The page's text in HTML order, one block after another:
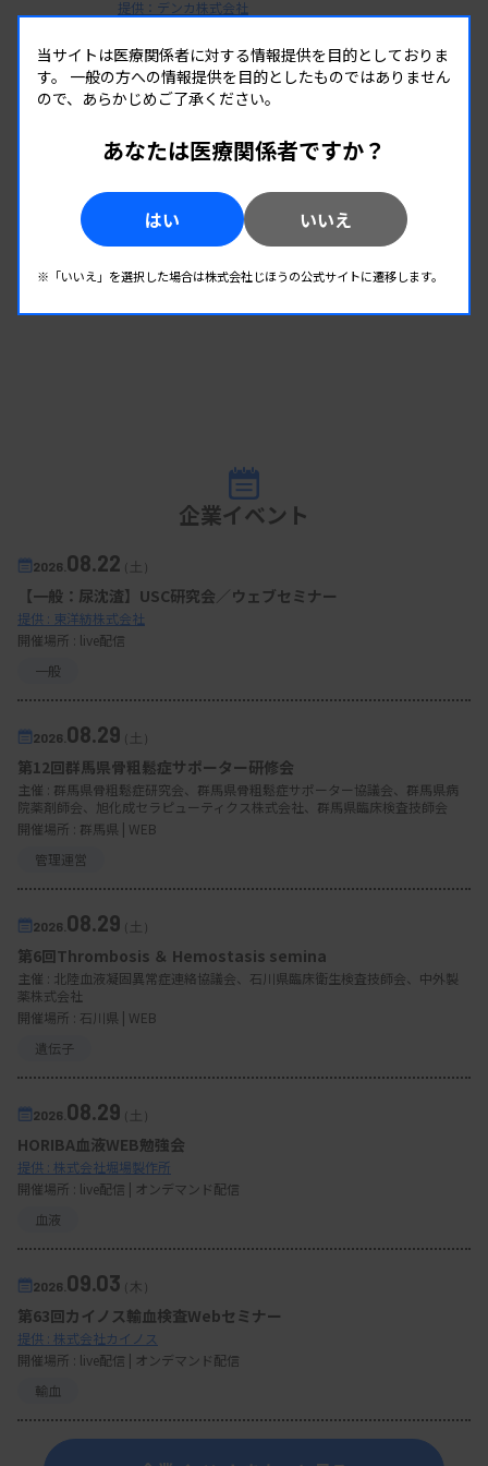
提供：デンカ株式会社
製品情報をもっと見る
企業イベント
2026. 08.22（土）
【一般：尿沈渣】USC研究会／ウェブセミナー
提供 : 東洋紡株式会社
開催場所 : live配信
一般
2026. 08.29（土）
第12回群馬県骨粗鬆症サポーター研修会
主催 : 群馬県骨粗鬆症研究会、群馬県骨粗鬆症サポーター協議会、群馬県病
院薬剤師会、旭化成セラピューティクス株式会社、群馬県臨床検査技師会
開催場所 : 群馬県 | WEB
管理運営
2026. 08.29（土）
第6回Thrombosis ＆ Hemostasis semina
主催 : 北陸血液凝固異常症連絡協議会、石川県臨床衛生検査技師会、中外製
薬株式会社
開催場所 : 石川県 | WEB
遺伝子
2026. 08.29（土）
HORIBA血液WEB勉強会
提供 : 株式会社堀場製作所
開催場所 : live配信 | オンデマンド配信
血液
2026. 09.03（木）
第63回カイノス輸血検査Webセミナー
提供 : 株式会社カイノス
開催場所 : live配信 | オンデマンド配信
輸血
当サイトは医療関係者に対する情報提供を目的としておりま
す。 一般の方への情報提供を目的としたものではありません
ので、あらかじめご了承ください。
あなたは医療関係者ですか？
はい いいえ
※「いいえ」を選択した場合は株式会社じほうの公式サイトに遷移します。